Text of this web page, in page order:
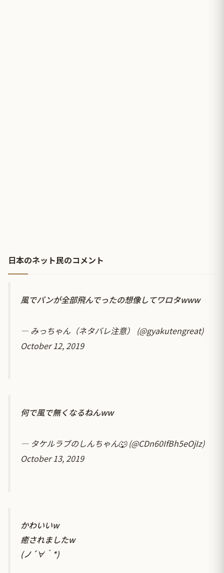
日本のネット民のコメント
風でパンが全部飛んでったの想像してワロタwww
— みっちゃん（ネタバレ注意） (@gyakutengreat)
October 12, 2019
何で風で無くなるねんww
— タケルラブのしんちゃん🐺 (@CDn60IfBh5eOjIz)
October 13, 2019
かわいいw
癒されましたw
(ノ´∀｀*)